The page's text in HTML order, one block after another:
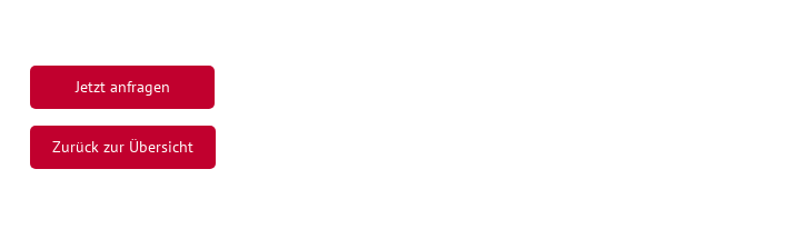
Jetzt anfragen
Zurück zur Übersicht